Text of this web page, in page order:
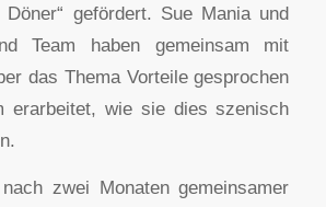
gefördert. Sue Mania und
Team haben gemeinsam mit
das Thema Vorteile gesprochen
erarbeitet, wie sie dies szenisch
zwei Monaten gemeinsamer